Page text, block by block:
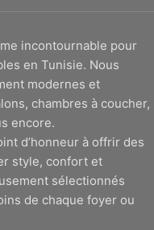
incontournable pour
en Tunisie. Nous
modernes et
chambres à coucher,
encore.
d’honneur à offrir des
style, confort et
sélectionnés
de chaque foyer ou